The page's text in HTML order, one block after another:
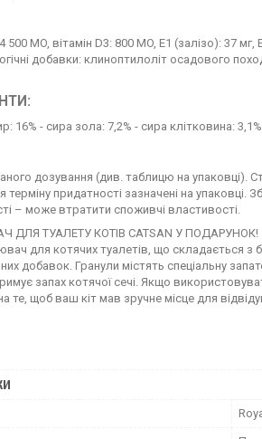
500 MO, вітамін D3: 800 MO, E1 (залiзо): 37
добавки: клиноптилоліт осадового
16% - сира зола: 7,2% - сира клітковина: 3,1%.
дозування (див. таблицю на упаковці).
терміну придатності зазначені на
– може втратити споживчі властивості.
ТУАЛЕТУ КОТІВ CATSAN У ПОДАРУНОК!
для котячих туалетів, що складається
добавок. Гранули містять спеціальну
запах котячої сечі. Якщо
те, щоб ваш кіт мав зручне місце для